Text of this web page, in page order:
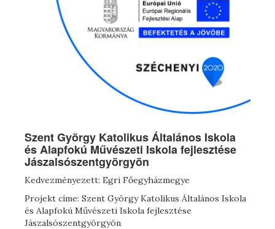
Szent György Katolikus Általános Iskola
és Alapfokú Művészeti Iskola fejlesztése
Jászalsószentgyörgyön
Kedvezményezett: Egri Főegyházmegye
Projekt címe: Szent György Katolikus Általános Iskola
és Alapfokú Művészeti Iskola fejlesztése
Jászalsószentgyörgyön